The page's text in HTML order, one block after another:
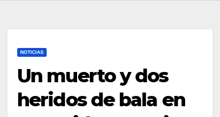
NOTICIAS
Un muerto y dos
heridos de bala en